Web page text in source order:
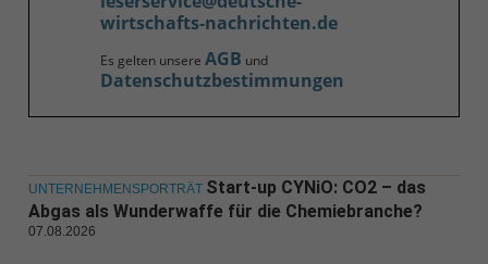
wirtschafts-nachrichten.de
Es gelten unsere AGB und
Datenschutzbestimmungen
UNTERNEHMENSPORTRÄT Start-up CYNiO: CO2 – das
Abgas als Wunderwaffe für die Chemiebranche?
07.08.2026